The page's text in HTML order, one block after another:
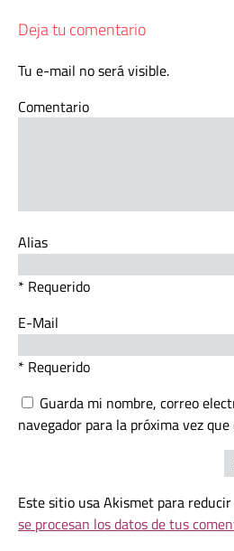
Deja tu comentario
Tu e-mail no será visible.
Comentario
Alias
* Requerido
E-Mail
* Requerido
Guarda mi nombre, correo
navegador para la próxima vez
Este sitio usa Akismet para reducir
se procesan los datos de tus